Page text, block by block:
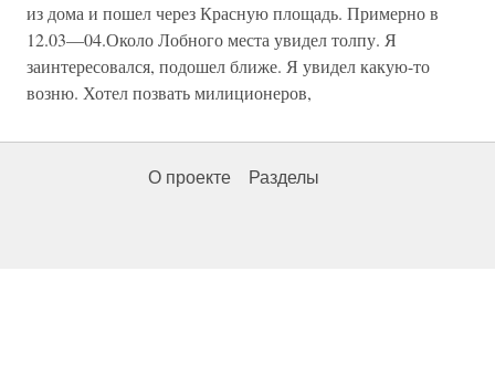
из дома и пошел через Красную площадь. Примерно в
12.03—04.Около Лобного места увидел толпу. Я
заинтересовался, подошел ближе. Я увидел какую-то
возню. Хотел позвать милиционеров,
О проекте Разделы